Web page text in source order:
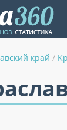
край /